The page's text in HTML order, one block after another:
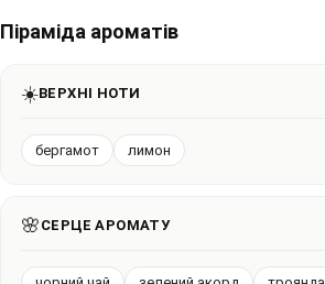
Піраміда ароматів
☀️ВЕРХНІ НОТИ
бергамот лимон
🌸 СЕРЦЕ АРОМАТУ